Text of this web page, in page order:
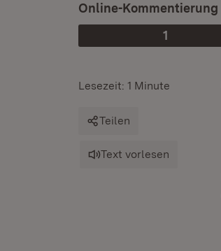
Phase
1
:
Online-Kommentierung
Lesezeit: 1 Minute
Teilen
Text vorlesen